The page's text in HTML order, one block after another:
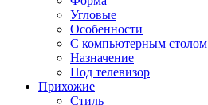
Угловые
Особенности
С компьютерным столом
Назначение
Под телевизор
Прихожие
Стиль